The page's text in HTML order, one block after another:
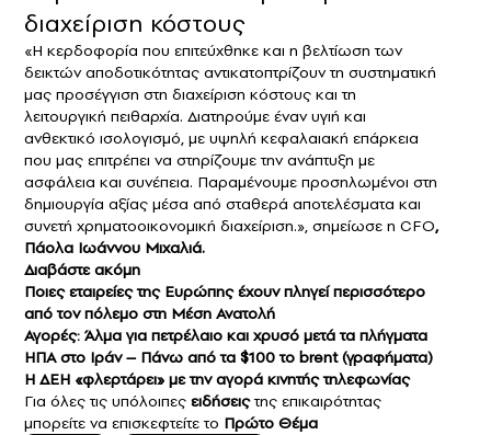
διαχείριση κόστους
«Η κερδοφορία που επιτεύχθηκε και η βελτίωση των
δεικτών αποδοτικότητας αντικατοπτρίζουν τη συστηματική
μας προσέγγιση στη διαχείριση κόστους και τη
λειτουργική πειθαρχία. Διατηρούμε έναν υγιή και
ανθεκτικό ισολογισμό, με υψηλή κεφαλαιακή επάρκεια
που μας επιτρέπει να στηρίζουμε την ανάπτυξη με
ασφάλεια και συνέπεια. Παραμένουμε προσηλωμένοι στη
δημιουργία αξίας μέσα από σταθερά αποτελέσματα και
συνετή χρηματοοικονομική διαχείριση.», σημείωσε η CFO,
Πάολα Ιωάννου Μιχαλιά.
Διαβάστε ακόμη
Ποιες εταιρείες της Ευρώπης έχουν πληγεί περισσότερο
από τον πόλεμο στη Μέση Ανατολή
Αγορές: Άλμα για πετρέλαιο και χρυσό μετά τα πλήγματα
ΗΠΑ στο Ιράν – Πάνω από τα $100 το brent (γραφήματα)
Η ΔΕΗ «φλερτάρει» με την αγορά κινητής τηλεφωνίας
Για όλες τις υπόλοιπες ειδήσειςτης επικαιρότητας
μπορείτε να επισκεφτείτε το Πρώτο Θέμα